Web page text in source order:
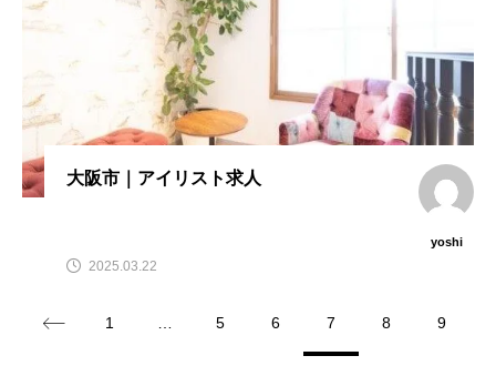
大阪市｜アイリスト求人
yoshi
2025.03.22
1 … 5 6 7 8 9